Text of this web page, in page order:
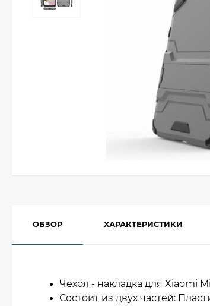
ОБЗОР ХАРАКТЕРИСТИКИ
Чехол - накладка для Xiaomi
Состоит из двух частей: